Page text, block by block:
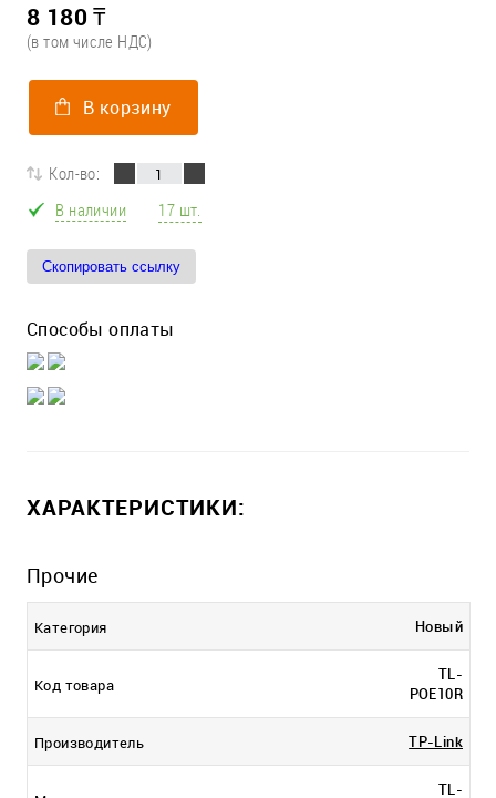
8 180 ₸
(в том числе НДС)
В корзину
Кол-во:
В наличии
17 шт.
Скопировать ссылку
Способы оплаты
ХАРАКТЕРИСТИКИ:
Прочие
Категория Новый
Код товара
TL-
POE10R
Производитель TP-Link
TL-